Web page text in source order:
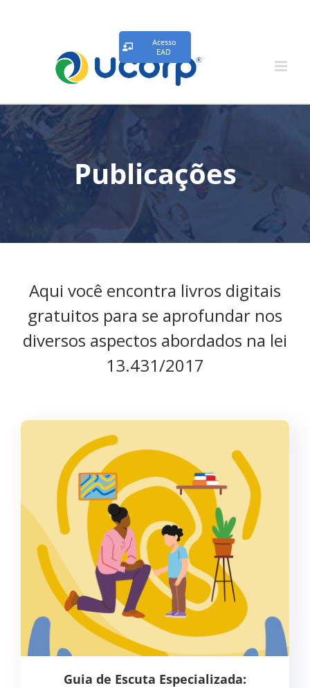
Acesso
EAD
Publicações
Aqui você encontra livros digitais
gratuitos para se aprofundar nos
diversos aspectos abordados na lei
13.431/2017
Guia de Escuta Especializada: